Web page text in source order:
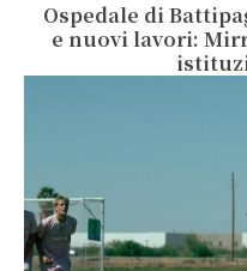
Ospedale di
e nuovi lavori: